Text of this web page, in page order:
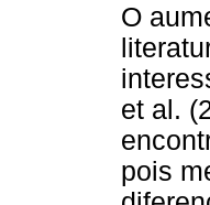
O
et al.
pois